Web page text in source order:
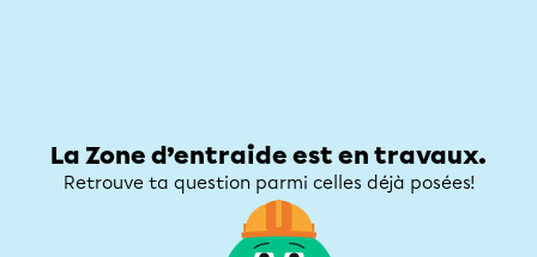
La Zone d’entraide est en travaux.
Retrouve ta question parmi celles déjà posées!